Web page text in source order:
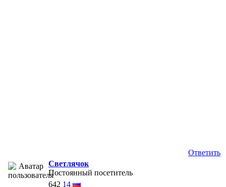
Ответить
Светлячок
Постоянный посетитель
642 14